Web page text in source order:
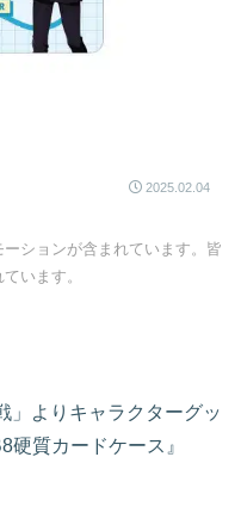
2025.02.04
ションが含まれています。皆
います。
」よりキャラクターグッ
硬質カードケース』